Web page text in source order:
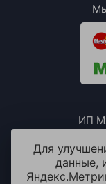
ИП
ОГРН /
Для
данные,